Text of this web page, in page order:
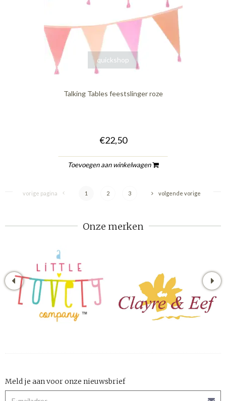
quickshop
Talking Tables feestslinger roze
€22,50
Toevoegen aan winkelwagen
vorige pagina 1 2 3 volgende vorige
Onze merken
Meld je aan voor onze nieuwsbrief